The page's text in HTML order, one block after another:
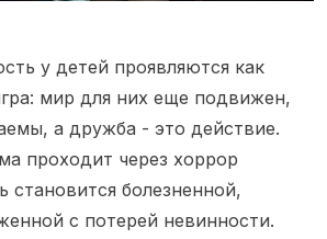
у детей проявляются как
мир для них еще подвижен,
а дружба - это действие.
проходит через хоррор
становится болезненной,
с потерей невинности.